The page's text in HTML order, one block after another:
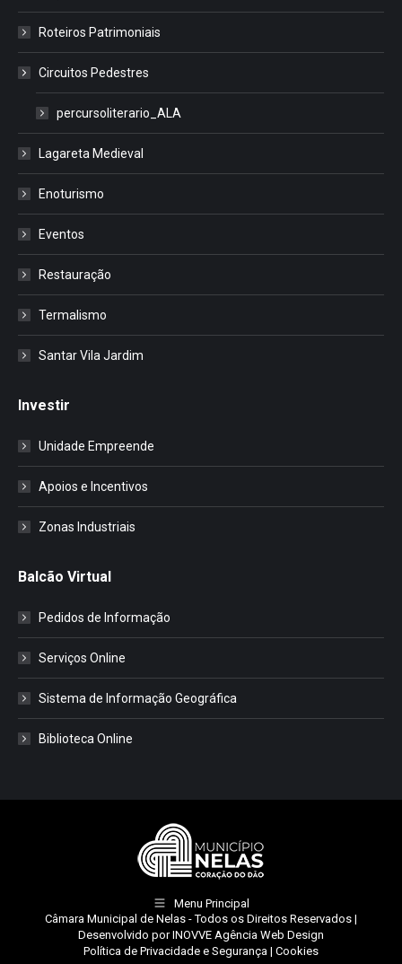
Roteiros Patrimoniais
Circuitos Pedestres
percursoliterario_ALA
Lagareta Medieval
Enoturismo
Eventos
Restauração
Termalismo
Santar Vila Jardim
Investir
Unidade Empreende
Apoios e Incentivos
Zonas Industriais
Balcão Virtual
Pedidos de Informação
Serviços Online
Sistema de Informação Geográfica
Biblioteca Online
Menu Principal
Câmara Municipal de Nelas - Todos os Direitos Reservados |
Desenvolvido porINOVVE Agência Web Design
Política de Privacidade e Segurança | Cookies